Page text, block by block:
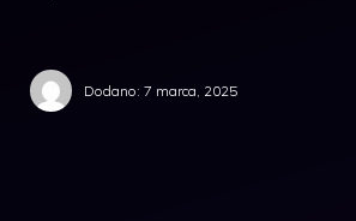
Dodano: 7 marca, 2025